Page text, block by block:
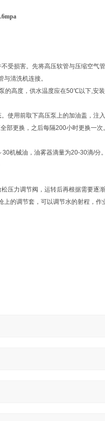
受损害。先将高压软管与压缩空气
清洗机连接。
高度，供水温度应在50℃以下,安
使用前取下高压泵上的加油盖，注
部更换，之后每隔200小时更换一
机械油，油雾器滴量为20-30滴/分。
压力调节阀，运转后再根据需要逐
的调节套，可以调节水的射程，